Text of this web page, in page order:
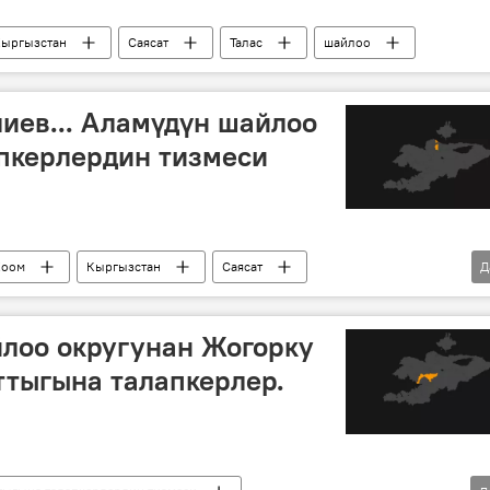
Саясат Талас шайлоо
Аламүдүн шайлоо
тизмеси
Кыргызстан
Саясат
тизме
шайлоо округу
округунан Жогорку
талапкерлер.